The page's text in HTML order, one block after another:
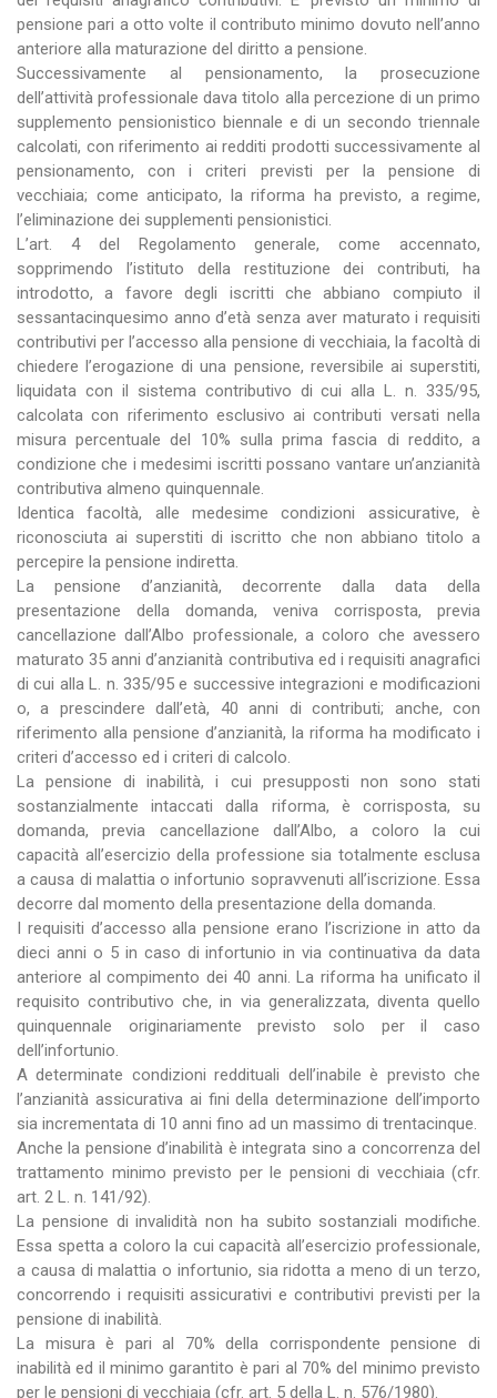
pensione pari a otto volte il contributo minimo dovuto nell’anno
anteriore alla maturazione del diritto a pensione.
Successivamente al pensionamento, la prosecuzione
dell’attività professionale dava titolo alla percezione di un primo
supplemento pensionistico biennale e di un secondo triennale
calcolati, con riferimento ai redditi prodotti successivamente al
pensionamento, con i criteri previsti per la pensione di
vecchiaia; come anticipato, la riforma ha previsto, a regime,
l’eliminazione dei supplementi pensionistici.
L’art. 4 del Regolamento generale, come accennato,
sopprimendo l’istituto della restituzione dei contributi, ha
introdotto, a favore degli iscritti che abbiano compiuto il
sessantacinquesimo anno d’età senza aver maturato i requisiti
contributivi per l’accesso alla pensione di vecchiaia, la facoltà di
chiedere l’erogazione di una pensione, reversibile ai superstiti,
liquidata con il sistema contributivo di cui alla L. n. 335/95,
calcolata con riferimento esclusivo ai contributi versati nella
misura percentuale del 10% sulla prima fascia di reddito, a
condizione che i medesimi iscritti possano vantare un’anzianità
contributiva almeno quinquennale.
Identica facoltà, alle medesime condizioni assicurative, è
riconosciuta ai superstiti di iscritto che non abbiano titolo a
percepire la pensione indiretta.
La pensione d’anzianità, decorrente dalla data della
presentazione della domanda, veniva corrisposta, previa
cancellazione dall’Albo professionale, a coloro che avessero
maturato 35 anni d’anzianità contributiva ed i requisiti anagrafici
di cui alla L. n. 335/95 e successive integrazioni e modificazioni
o, a prescindere dall’età, 40 anni di contributi; anche, con
riferimento alla pensione d’anzianità, la riforma ha modificato i
criteri d’accesso ed i criteri di calcolo.
La pensione di inabilità, i cui presupposti non sono stati
sostanzialmente intaccati dalla riforma, è corrisposta, su
domanda, previa cancellazione dall’Albo, a coloro la cui
capacità all’esercizio della professione sia totalmente esclusa
a causa di malattia o infortunio sopravvenuti all’iscrizione. Essa
decorre dal momento della presentazione della domanda.
I requisiti d’accesso alla pensione erano l’iscrizione in atto da
dieci anni o 5 in caso di infortunio in via continuativa da data
anteriore al compimento dei 40 anni. La riforma ha unificato il
requisito contributivo che, in via generalizzata, diventa quello
quinquennale originariamente previsto solo per il caso
dell’infortunio.
A determinate condizioni reddituali dell’inabile è previsto che
l’anzianità assicurativa ai fini della determinazione dell’importo
sia incrementata di 10 anni fino ad un massimo di trentacinque.
Anche la pensione d’inabilità è integrata sino a concorrenza del
trattamento minimo previsto per le pensioni di vecchiaia (cfr.
art. 2 L. n. 141/92).
La pensione di invalidità non ha subito sostanziali modifiche.
Essa spetta a coloro la cui capacità all’esercizio professionale,
a causa di malattia o infortunio, sia ridotta a meno di un terzo,
concorrendo i requisiti assicurativi e contributivi previsti per la
pensione di inabilità.
La misura è pari al 70% della corrispondente pensione di
inabilità ed il minimo garantito è pari al 70% del minimo previsto
per le pensioni di vecchiaia (cfr. art. 5 della L. n. 576/1980).